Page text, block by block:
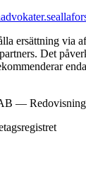
ersättning via
Det
—